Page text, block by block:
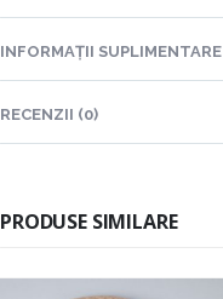
INFORMAȚII SUPLIMENTARE
RECENZII (0)
PRODUSE SIMILARE